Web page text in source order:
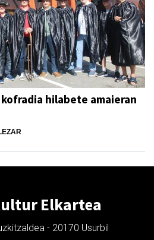
hilabete amaieran
Elkartea
- 20170 Usurbil